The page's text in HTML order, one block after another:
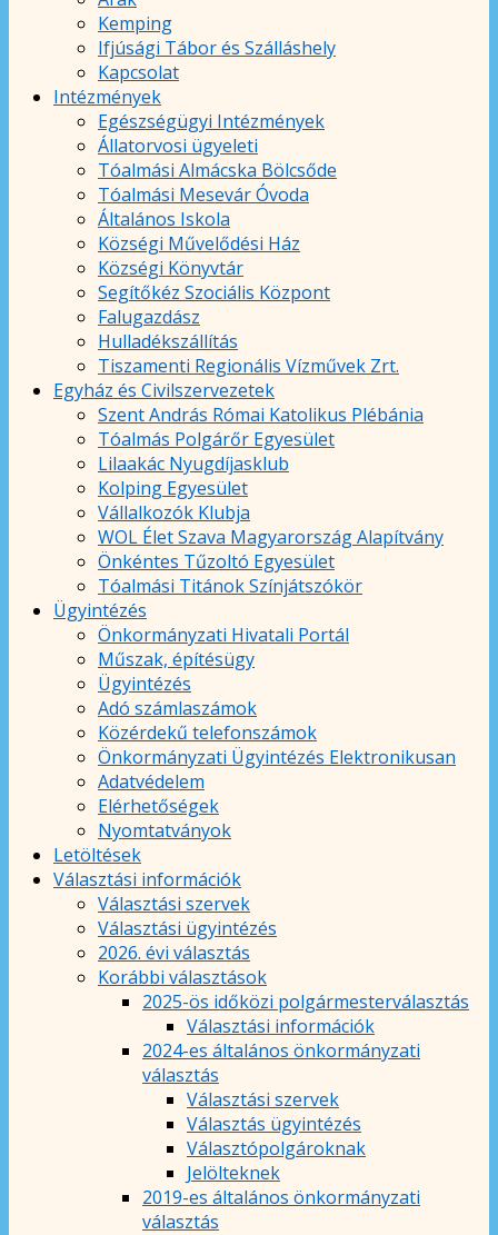
Kemping
Ifjúsági Tábor és Szálláshely
Kapcsolat
Intézmények
Egészségügyi Intézmények
Állatorvosi ügyeleti
Tóalmási Almácska Bölcsőde
Tóalmási Mesevár Óvoda
Általános Iskola
Községi Művelődési Ház
Községi Könyvtár
Segítőkéz Szociális Központ
Falugazdász
Hulladékszállítás
Tiszamenti Regionális Vízművek Zrt.
Egyház és Civilszervezetek
Szent András Római Katolikus Plébánia
Tóalmás Polgárőr Egyesület
Lilaakác Nyugdíjasklub
Kolping Egyesület
Vállalkozók Klubja
WOL Élet Szava Magyarország Alapítvány
Önkéntes Tűzoltó Egyesület
Tóalmási Titánok Színjátszókör
Ügyintézés
Önkormányzati Hivatali Portál
Műszak, építésügy
Ügyintézés
Adó számlaszámok
Közérdekű telefonszámok
Önkormányzati Ügyintézés Elektronikusan
Adatvédelem
Elérhetőségek
Nyomtatványok
Letöltések
Választási információk
Választási szervek
Választási ügyintézés
2026. évi választás
Korábbi választások
2025-ös időközi polgármesterválasztás
Választási információk
2024-es általános önkormányzati
választás
Választási szervek
Választás ügyintézés
Választópolgároknak
Jelölteknek
2019-es általános önkormányzati
választás